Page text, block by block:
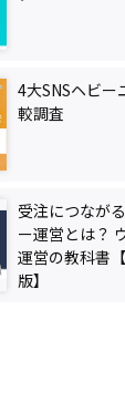
4大SNSヘビー
較調査
受注につなが
ー運営とは？
運営の教科書
版】